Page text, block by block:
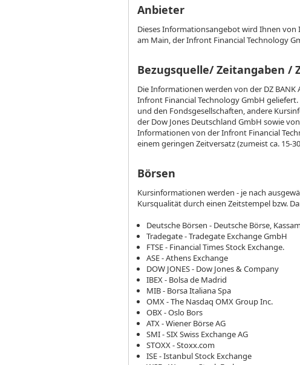
Anbieter
Dieses Informationsangebot wird Ihnen von
am Main, der Infront Financial Technology
Bezugsquelle/ Zeitangaben /
Die Informationen werden von der DZ
Infront Financial Technology GmbH
und den Fondsgesellschaften, andere
der Dow Jones Deutschland GmbH sowie
Informationen von der Infront Financial
einem geringen Zeitversatz (zumeist ca. 15-
Börsen
Kursinformationen werden - je nach
Kursqualität durch einen Zeitstempel bzw.
Deutsche Börsen - Deutsche Börse,
Tradegate - Tradegate Exchange GmbH
FTSE - Financial Times Stock Exchange.
ASE - Athens Exchange
DOW JONES - Dow Jones & Company
IBEX - Bolsa de Madrid
MIB - Borsa Italiana Spa
OMX - The Nasdaq OMX Group Inc.
OBX - Oslo Bors
ATX - Wiener Börse AG
SMI - SIX Swiss Exchange AG
STOXX - Stoxx.com
ISE - Istanbul Stock Exchange